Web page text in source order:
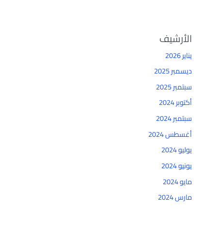
الأرشيف
يناير 2026
ديسمبر 2025
سبتمبر 2025
أكتوبر 2024
سبتمبر 2024
أغسطس 2024
يوليو 2024
يونيو 2024
مايو 2024
مارس 2024